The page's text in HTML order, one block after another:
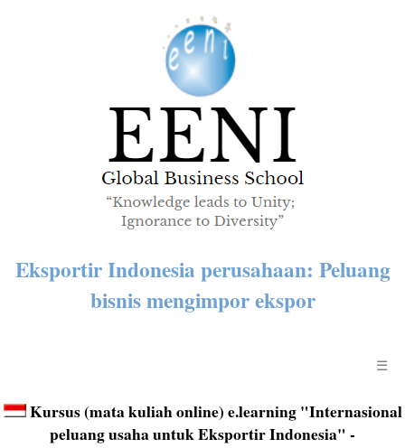
Eksportir Indonesia perusahaan: Peluang
bisnis mengimpor ekspor
☰
Kursus (mata kuliah online) e.learning "Internasional
peluang usaha untuk Eksportir Indonesia" -